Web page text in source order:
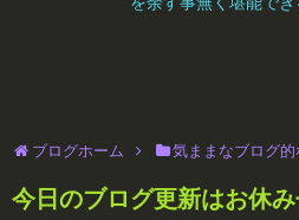
ブログホーム 気ままなブログ的
今日のブログ更新はお休